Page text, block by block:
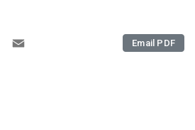
Email PDF